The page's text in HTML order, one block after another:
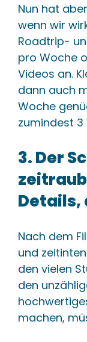
Nun hat
wenn wir
Roadtrip-
pro Woche
Videos an.
dann auch
Woche
zumindest 3
3. Der
Details,
Nach dem
und
den vielen
den
machen,